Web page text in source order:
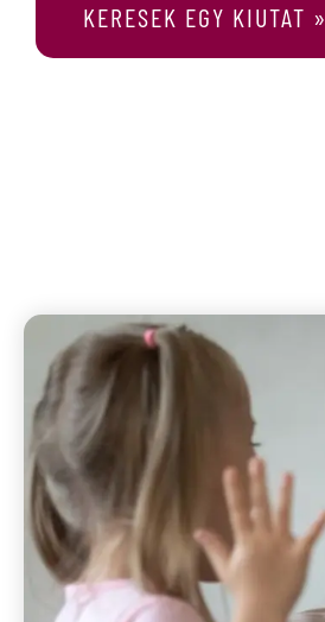
KERESEK EGY KIUTAT »